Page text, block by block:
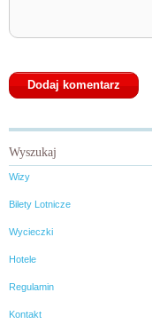
Wyszukaj
Wizy
Bilety Lotnicze
Wycieczki
Hotele
Regulamin
Kontakt